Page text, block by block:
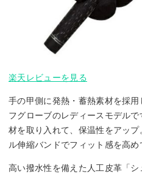
楽天レビューを見る
手の甲側に発熱・蓄熱素材を採
フグローブのレディースモデル
材を取り入れて、保温性をアッ
ル伸縮バンドでフィット感を高め
高い撥水性を備えた人工皮革「